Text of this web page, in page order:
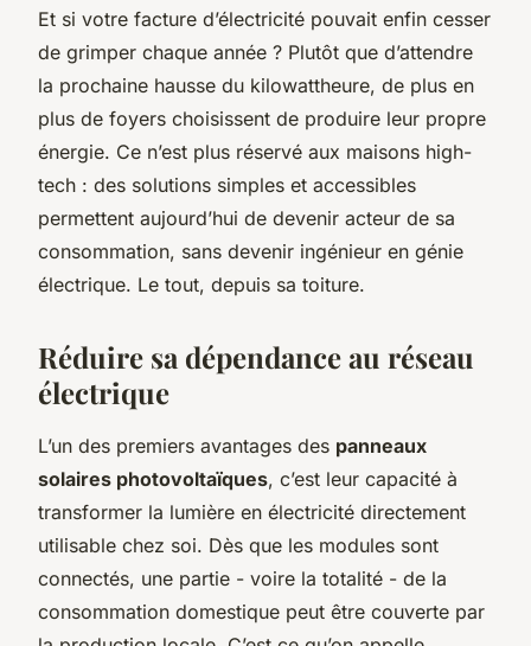
Et si votre facture d’électricité pouvait enfin cesser
de grimper chaque année ? Plutôt que d’attendre
la prochaine hausse du kilowattheure, de plus en
plus de foyers choisissent de produire leur propre
énergie. Ce n’est plus réservé aux maisons high-
tech : des solutions simples et accessibles
permettent aujourd’hui de devenir acteur de sa
consommation, sans devenir ingénieur en génie
électrique. Le tout, depuis sa toiture.
Réduire sa dépendance au réseau
électrique
L’un des premiers avantages des panneaux
solaires photovoltaïques, c’est leur capacité à
transformer la lumière en électricité directement
utilisable chez soi. Dès que les modules sont
connectés, une partie - voire la totalité - de la
consommation domestique peut être couverte par